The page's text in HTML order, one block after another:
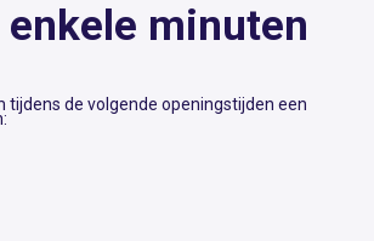
minuten
tijdens de volgende openingstijden een